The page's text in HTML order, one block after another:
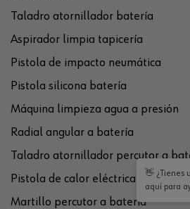
Taladro atornillador batería
Aspirador limpia tapicería
Pistola de impacto neumática
Pistola silicona batería
Máquina limpieza agua a presión
Radial angular a batería
Taladro atornillador percutor a
Pistola de calor eléctrica
Martillo percutor a batería
👋 ¿Tienes
aquí para